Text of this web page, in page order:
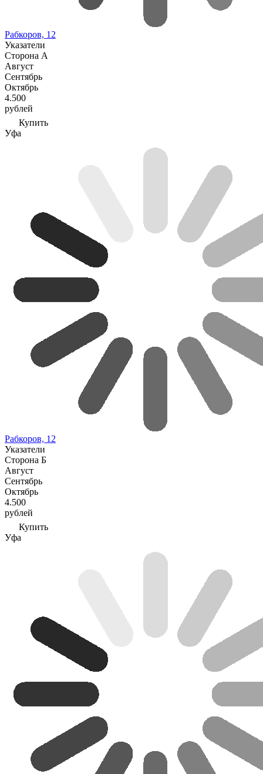
Рабкоров, 12
Указатели
Сторона А
Август
Сентябрь
Октябрь
4.500
рублей
Купить
Уфа
Рабкоров, 12
Указатели
Сторона Б
Август
Сентябрь
Октябрь
4.500
рублей
Купить
Уфа